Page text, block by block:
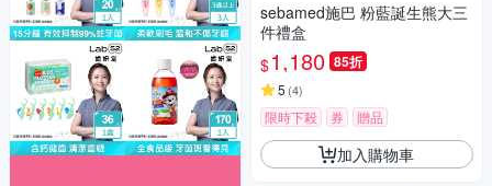
sebamed施巴 粉藍誕生熊大三
件禮盒
$1,180 85折
5 (4)
限時下殺 券 贈品
加入購物車